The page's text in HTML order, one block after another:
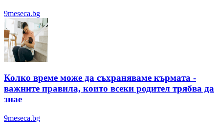
9meseca.bg
Колко време може да съхраняваме кърмата -
важните правила, които всеки родител трябва да
знае
9meseca.bg